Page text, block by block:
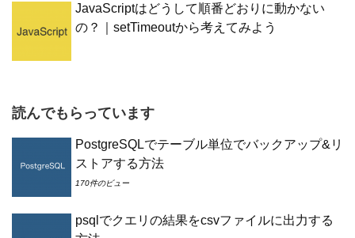
JavaScriptはどうして順番どおりに動かない
の？｜setTimeoutから考えてみよう
読んでもらっています
PostgreSQLでテーブル単位でバックアップ&リ
ストアする方法
170件のビュー
psqlでクエリの結果をcsvファイルに出力する